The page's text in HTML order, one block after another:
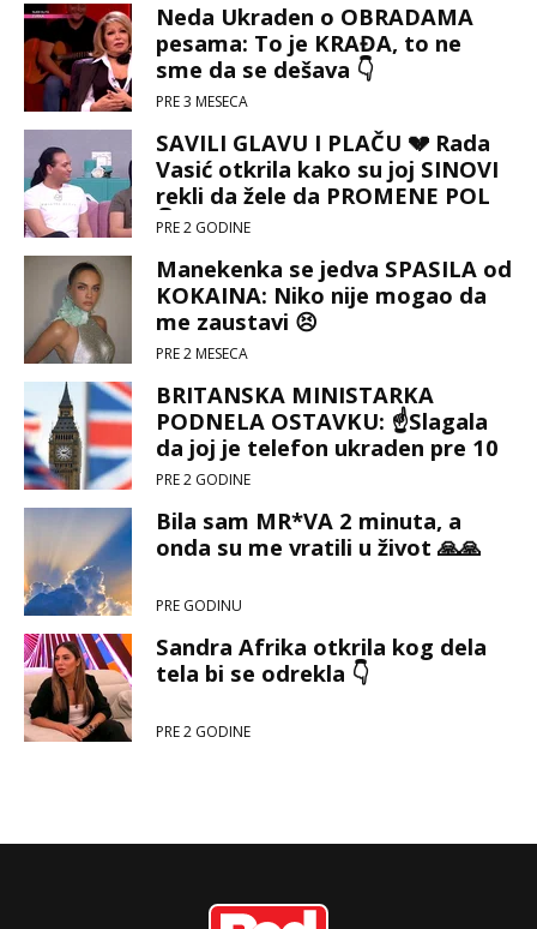
Neda Ukraden o OBRADAMA
pesama: To je KRAĐA, to ne
sme da se dešava 👇
PRE 3 MESECA
SAVILI GLAVU I PLAČU 💔 Rada
Vasić otkrila kako su joj SINOVI
rekli da žele da PROMENE POL
👇
PRE 2 GODINE
Manekenka se jedva SPASILA od
KOKAINA: Niko nije mogao da
me zaustavi 😣
PRE 2 MESECA
BRITANSKA MINISTARKA
PODNELA OSTAVKU: ☝️Slagala
da joj je telefon ukraden pre 10
godina 📱
PRE 2 GODINE
Bila sam MR*VA 2 minuta, a
onda su me vratili u život 🙏🙏
PRE GODINU
Sandra Afrika otkrila kog dela
tela bi se odrekla 👇
PRE 2 GODINE